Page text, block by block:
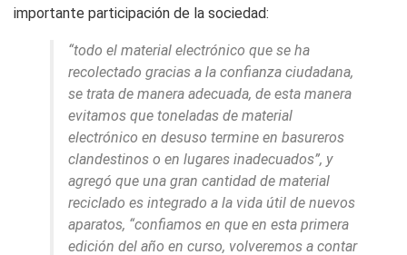
importante participación de la sociedad:
“todo el material electrónico que se ha
recolectado gracias a la confianza ciudadana,
se trata de manera adecuada, de esta manera
evitamos que toneladas de material
electrónico en desuso termine en basureros
clandestinos o en lugares inadecuados”, y
agregó que una gran cantidad de material
reciclado es integrado a la vida útil de nuevos
aparatos, “confiamos en que en esta primera
edición del año en curso, volveremos a contar